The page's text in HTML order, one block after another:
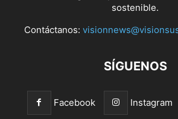
sostenible.
Contáctanos:
SÍGUENOS
Facebook Instagram